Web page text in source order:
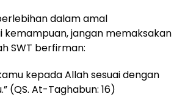
dalam amal
kemampuan, jangan memaksakan
SWT berfirman:
kepada Allah sesuai dengan
(QS. At-Taghabun: 16)